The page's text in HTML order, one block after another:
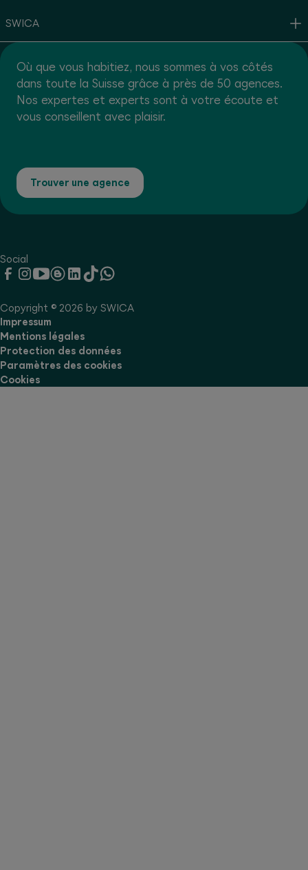
SWICA
Où que vous habitiez, nous sommes à vos côtés
dans toute la Suisse grâce à près de 50 agences.
Nos expertes et experts sont à votre écoute et
vous conseillent avec plaisir.
Trouver une agence
Social
Copyright © 2026 by SWICA
Impressum
Mentions légales
Protection des données
Paramètres des cookies
Cookies